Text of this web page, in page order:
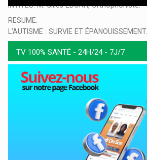
INVITES: M. Gilles EDORH, Orthophoniste.
RESUME:
L’AUTISME : SURVIE ET ÉPANOUISSEMENT.
TV 100% SANTÉ - 24H/24 - 7J/7